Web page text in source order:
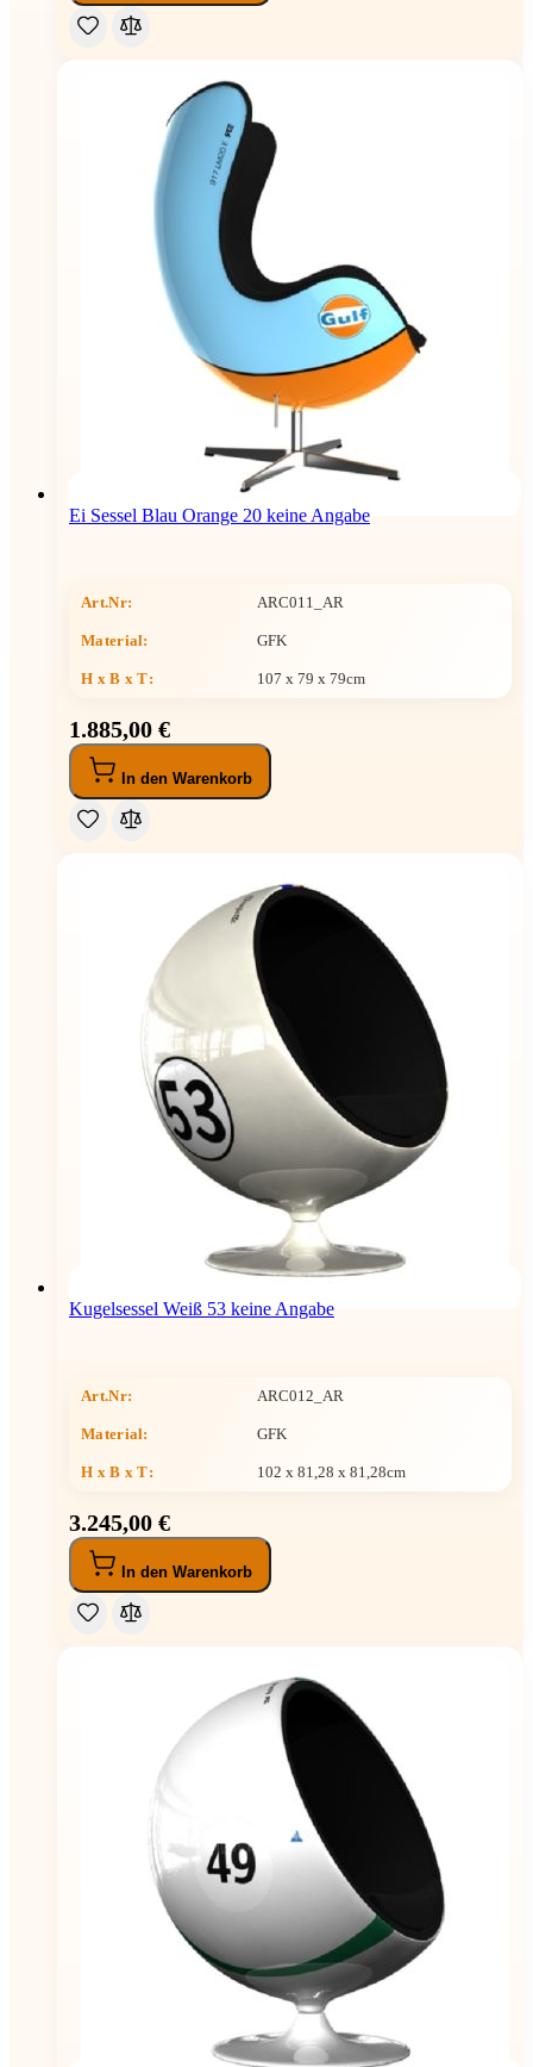
Ei Sessel Blau Orange 20 keine Angabe
Art.Nr: ARC011_AR
Material: GFK
H x B x T: 107 x 79 x 79cm
1.885,00 €
In den Warenkorb
Kugelsessel Weiß 53 keine Angabe
Art.Nr: ARC012_AR
Material: GFK
H x B x T: 102 x 81,28 x 81,28cm
3.245,00 €
In den Warenkorb